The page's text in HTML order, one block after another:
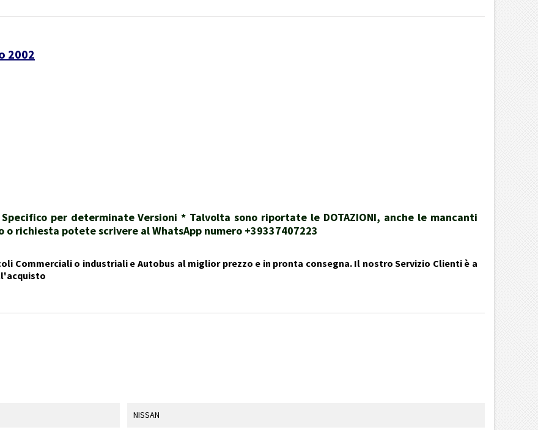
2002
per determinate Versioni * Talvolta sono riportate le DOTAZIONI, anche le mancanti
richiesta potete scrivere al WhatsApp numero +39337407223
Commerciali o industriali e Autobus al miglior prezzo e in pronta consegna. Il nostro Servizio Clienti è a
NISSAN